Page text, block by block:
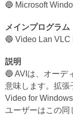
🔵 Microsoft
メインプログラム
🔵 Video Lan VLC
説明
🔵 AVIは、オーデ
意味します。拡張
Video for
ユーザーはこの同